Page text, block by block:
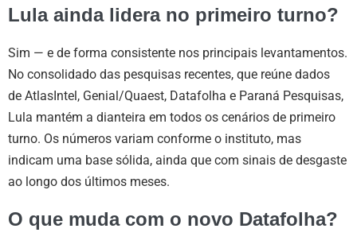
Lula ainda lidera no primeiro turno?
Sim — e de forma consistente nos principais levantamentos.
No consolidado das pesquisas recentes, que reúne dados
de AtlasIntel, Genial/Quaest, Datafolha e Paraná Pesquisas,
Lula mantém a dianteira em todos os cenários de primeiro
turno. Os números variam conforme o instituto, mas
indicam uma base sólida, ainda que com sinais de desgaste
ao longo dos últimos meses.
O que muda com o novo Datafolha?